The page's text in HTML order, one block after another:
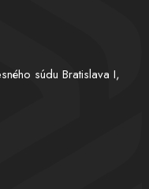
súdu Bratislava I,